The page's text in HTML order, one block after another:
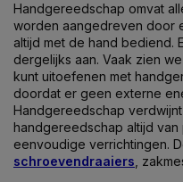
Handgereedschap omvat
worden aangedreven door
altijd met de hand bediend.
dergelijks aan. Vaak zien
kunt uitoefenen met
doordat er geen externe
Handgereedschap
handgereedschap altijd
eenvoudige verrichtingen.
schroevendraaiers ,